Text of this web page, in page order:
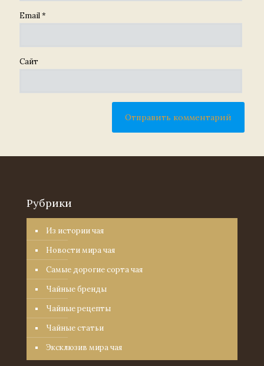
Email*
Сайт
Рубрики
Из истории чая
Новости мира чая
Самые дорогие сорта чая
Чайные бренды
Чайные рецепты
Чайные статьи
Эксклюзив мира чая